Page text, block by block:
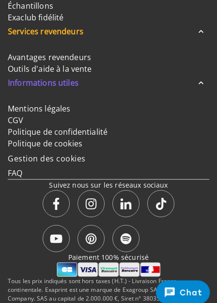
Chat
Échantillons
Exaclub fidélité
Services revendeurs
Avantages revendeurs
Outils d'aide à la vente
Informations utiles
Mentions légales
CGV
Politique de confidentialité
Politique de cookies
Gestion des cookies
FAQ
Suivez nous sur les réseaux sociaux
Tous les prix indiqués sont hors taxes (H.T.) - Livraison France
continentale. Exaprint est une marque de Exagroup SAS, a Cimpress
Company. SAS au capital de 2.000.000 €, Siret n° 38035323500050, RCS
Paiement 100% sécurisé